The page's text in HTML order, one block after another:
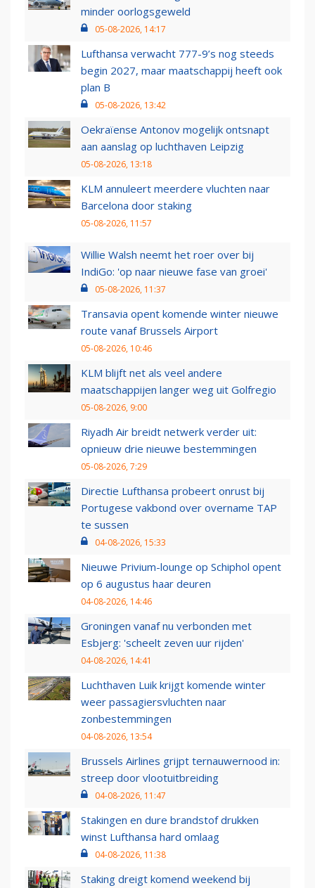
minder oorlogsgeweld
05-08-2026, 14:17
Lufthansa verwacht 777-9’s nog steeds
begin 2027, maar maatschappij heeft ook
plan B
05-08-2026, 13:42
Oekraïense Antonov mogelijk ontsnapt
aan aanslag op luchthaven Leipzig
05-08-2026, 13:18
KLM annuleert meerdere vluchten naar
Barcelona door staking
05-08-2026, 11:57
Willie Walsh neemt het roer over bij
IndiGo: 'op naar nieuwe fase van groei'
05-08-2026, 11:37
Transavia opent komende winter nieuwe
route vanaf Brussels Airport
05-08-2026, 10:46
KLM blijft net als veel andere
maatschappijen langer weg uit Golfregio
05-08-2026, 9:00
Riyadh Air breidt netwerk verder uit:
opnieuw drie nieuwe bestemmingen
05-08-2026, 7:29
Directie Lufthansa probeert onrust bij
Portugese vakbond over overname TAP
te sussen
04-08-2026, 15:33
Nieuwe Privium-lounge op Schiphol opent
op 6 augustus haar deuren
04-08-2026, 14:46
Groningen vanaf nu verbonden met
Esbjerg: 'scheelt zeven uur rijden'
04-08-2026, 14:41
Luchthaven Luik krijgt komende winter
weer passagiersvluchten naar
zonbestemmingen
04-08-2026, 13:54
Brussels Airlines grijpt ternauwernood in:
streep door vlootuitbreiding
04-08-2026, 11:47
Stakingen en dure brandstof drukken
winst Lufthansa hard omlaag
04-08-2026, 11:38
Staking dreigt komend weekend bij